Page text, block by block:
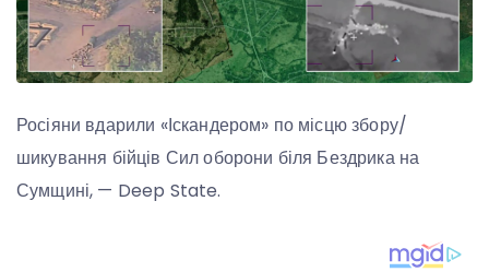
Росіяни вдарили «Іскандером» по місцю збору/
шикування бійців Сил оборони біля Бездрика на
Сумщині, — Deep State.